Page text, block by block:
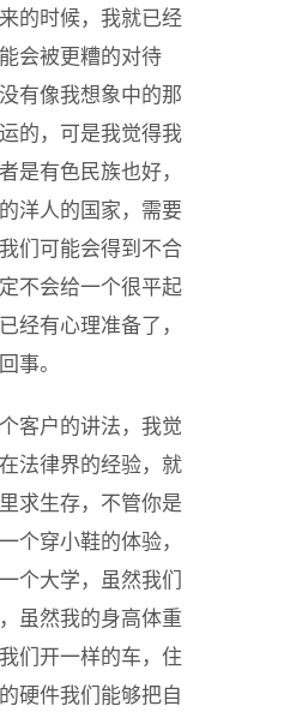
的时候，我就已经
会被更糟的对待
有像我想象中的那
的，可是我觉得我
是有色民族也好，
洋人的国家，需要
们可能会得到不合
不会给一个很平起
经有心理准备了，
事。
客户的讲法，我觉
法律界的经验，就
求生存，不管你是
个穿小鞋的体验，
个大学，虽然我们
虽然我的身高体重
们开一样的车，住
硬件我们能够把自